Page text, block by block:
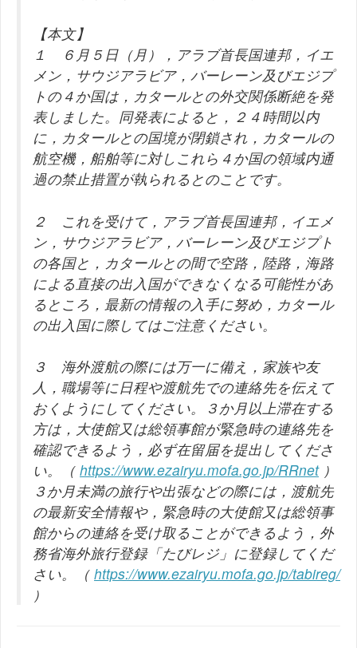
【本文】
１ ６月５日（月），アラブ首長国連邦，イエ
メン，サウジアラビア，バーレーン及びエジプ
トの４か国は，カタールとの外交関係断絶を発
表しました。同発表によると，２４時間以内
に，カタールとの国境が閉鎖され，カタールの
航空機，船舶等に対しこれら４か国の領域内通
過の禁止措置が執られるとのことです。
２ これを受けて，アラブ首長国連邦，イエメ
ン，サウジアラビア，バーレーン及びエジプト
の各国と，カタールとの間で空路，陸路，海路
による直接の出入国ができなくなる可能性があ
るところ，最新の情報の入手に努め，カタール
の出入国に際してはご注意ください。
３ 海外渡航の際には万一に備え，家族や友
人，職場等に日程や渡航先での連絡先を伝えて
おくようにしてください。３か月以上滞在する
方は，大使館又は総領事館が緊急時の連絡先を
確認できるよう，必ず在留届を提出してくださ
い。（ https://www.ezairyu.mofa.go.jp/RRnet）
３か月未満の旅行や出張などの際には，渡航先
の最新安全情報や，緊急時の大使館又は総領事
館からの連絡を受け取ることができるよう，外
務省海外旅行登録「たびレジ」に登録してくだ
さい。（ https://www.ezairyu.mofa.go.jp/tabireg/
）